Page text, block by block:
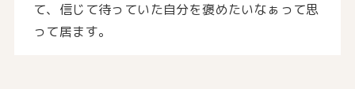
て、信じて待っていた自分を褒めたいなぁって思
って居ます。